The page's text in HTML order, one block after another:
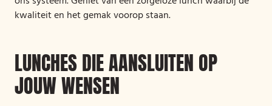
kwaliteit en het gemak voorop staan.
LUNCHES DIE AANSLUITEN OP
JOUW WENSEN